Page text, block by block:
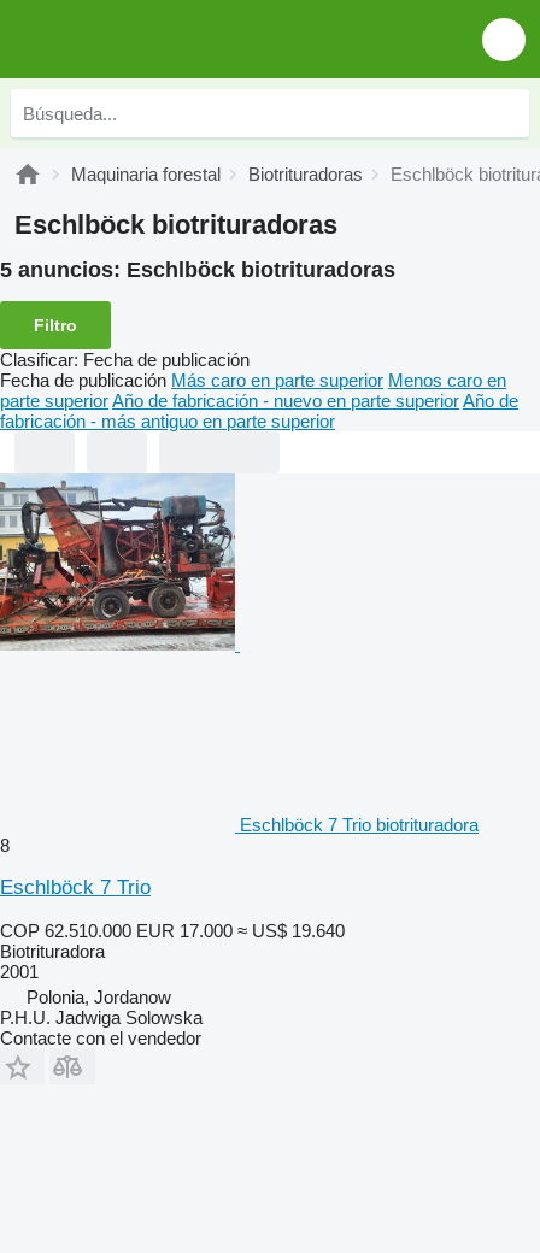
Maquinaria forestal Biotrituradoras Eschlböck
Eschlböck biotrituradoras
5 anuncios: Eschlböck biotrituradoras
Filtro
Clasificar: Fecha de publicación
Fecha de publicación Más caro en parte superior Menos caro en
parte superiorAño de fabricación - nuevo en parte superiorAño de
fabricación - más antiguo en parte superior
Eschlböck 7 Trio biotrituradora
8
Eschlböck 7 Trio
COP 62.510.000 EUR 17.000 ≈ US$ 19.640
Biotrituradora
2001
Polonia, Jordanow
P.H.U. Jadwiga Solowska
Contacte con el vendedor